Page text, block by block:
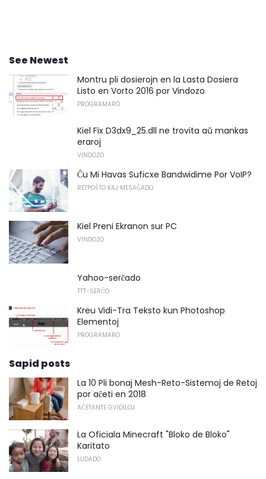
See Newest
Montru pli dosierojn en la Lasta Dosiera
Listo en Vorto 2016 por Vindozo
PROGRAMARO
Kiel Fix D3dx9_25.dll ne trovita aŭ mankas
eraroj
VINDOZO
Ĉu Mi Havas Suficxe Bandwidime Por VoIP?
RETPOŜTO KAJ MESAĜADO
Kiel Preni Ekranon sur PC
VINDOZO
Yahoo-serĉado
TTT-SERĈO
Kreu Vidi-Tra Teksto kun Photoshop
Elementoj
PROGRAMARO
Sapid posts
La 10 Pli bonaj Mesh-Reto-Sistemoj de Retoj
por aĉeti en 2018
AĈETANTE GVIDILOJ
La Oficiala Minecraft "Bloko de Bloko"
Karitato
LUDADO